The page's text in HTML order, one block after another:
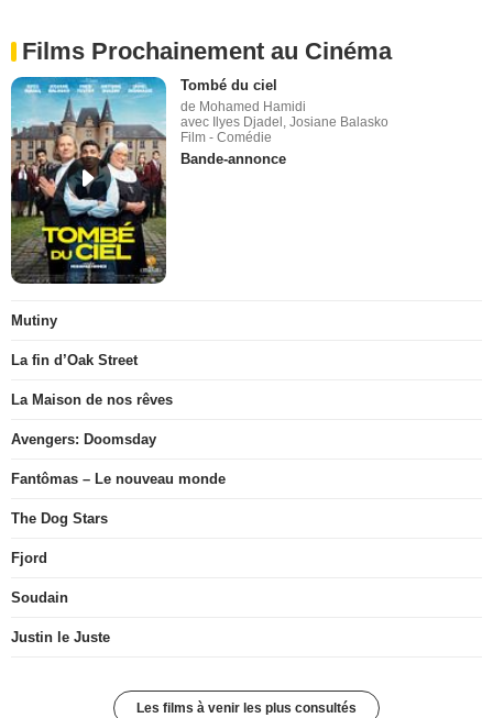
Films Prochainement au Cinéma
Tombé du ciel
de Mohamed Hamidi
avec Ilyes Djadel, Josiane Balasko
Film - Comédie
Bande-annonce
Mutiny
La fin d’Oak Street
La Maison de nos rêves
Avengers: Doomsday
Fantômas – Le nouveau monde
The Dog Stars
Fjord
Soudain
Justin le Juste
Les films à venir les plus consultés